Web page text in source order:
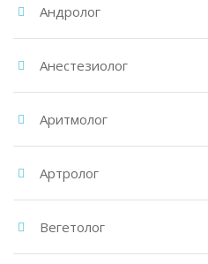
Андролог
Анестезиолог
Аритмолог
Артролог
Вегетолог